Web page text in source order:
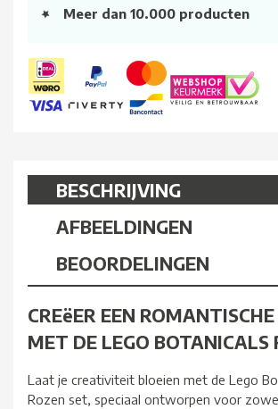
Meer dan 10.000 producten
BESCHRIJVING
AFBEELDINGEN
BEOORDELINGEN
CREëER EEN ROMANTISCHE
MET DE LEGO BOTANICALS
Laat je creativiteit bloeien met de Lego
Rozen set, speciaal ontworpen voor